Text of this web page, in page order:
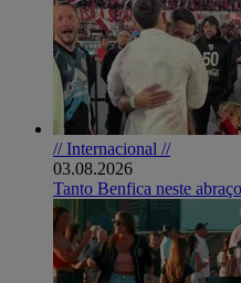
// Internacional //
03.08.2026
Tanto Benfica neste